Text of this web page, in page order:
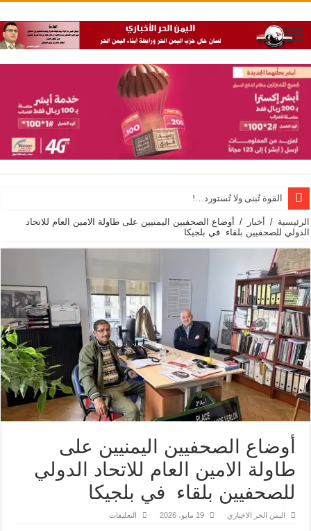
القوة تُبنى ولا تُستورد…!
الرئيسية / أخبار / أوضاع الصحفيين اليمنيين على طاولة الامين العام للاتحاد
الدولي للصحفيين بلقاء في بلجيكا
أوضاع الصحفيين اليمنيين على
طاولة الامين العام للاتحاد الدولي
للصحفيين بلقاء في بلجيكا
اليمن الحر الاخباري 19 مايو، 2026 التعليقات